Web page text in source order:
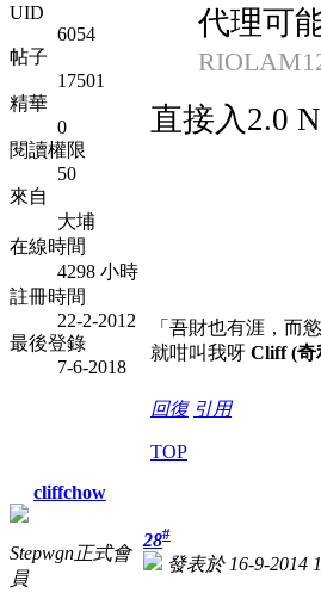
UID
6054
帖子
17501
精華
0
閱讀權限
50
來自
大埔
在線時間
4298 小時
註冊時間
22-2-2012
最後登錄
7-6-2018
代理可
直接入2.0
「吾財也有涯，而
就咁叫我呀 Cliff (奇
回復 引用
TOP
cliffchow
Stepwgn正式會
員
28#
發表於 16-9-2014